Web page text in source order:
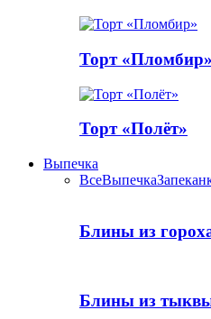
Торт «Пломбир»
Торт «Полёт»
Выпечка
ВсеВыпечка
Блины из
Блины из